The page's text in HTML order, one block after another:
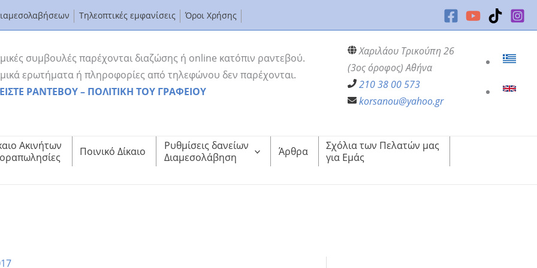
Τηλεοπτικές εμφανίσεις Όροι Χρήσης
συμβουλές παρέχονται διαζώσης ή online κατόπιν ραντεβού.
ερωτήματα ή πληροφορίες από τηλεφώνου δεν παρέχονται.
ΡΑΝΤΕΒΟΥ – ΠΟΛΙΤΙΚΗ ΤΟΥ ΓΡΑΦΕΙΟΥ
Χαριλάου Τρικούπη 26
(3ος όροφος) Αθήνα
210 38 00 573
korsanou@yahoo.gr
Ακινήτων
Ποινικό Δίκαιο
Ρυθμίσεις δανείων
Διαμεσολάβηση
Άρθρα
Σχόλια των Πελατών μας
για Εμάς